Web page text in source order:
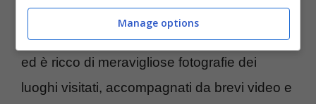
Ilsuo profilo Instagram è molto seguito,
ed è ricco di meravigliose fotografie dei
luoghi visitati, accompagnati da brevi video e
Manage options